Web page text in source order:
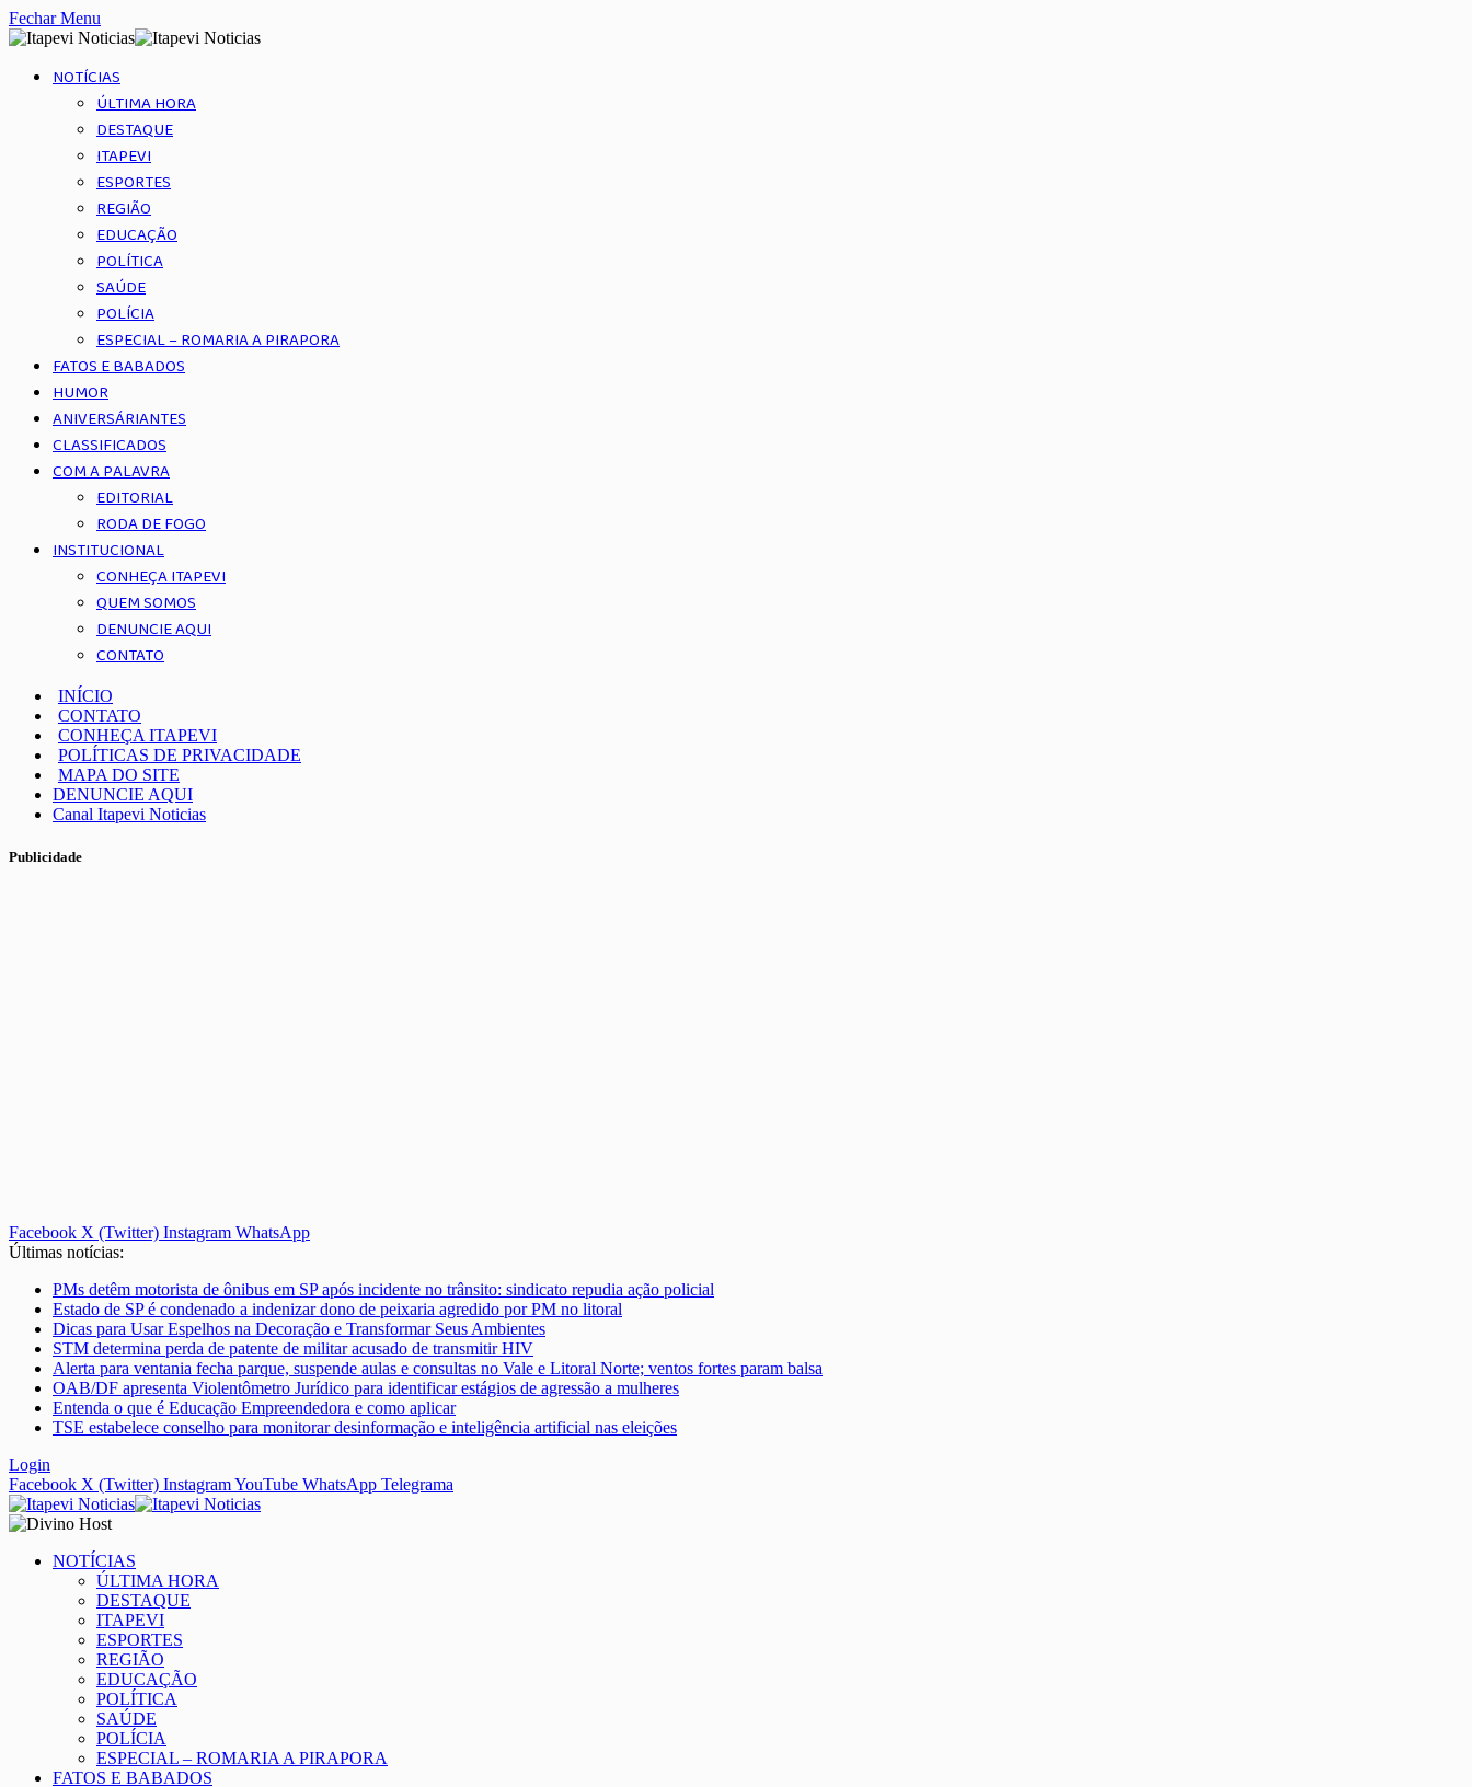
Fechar Menu
NOTÍCIAS
ÚLTIMA HORA
DESTAQUE
ITAPEVI
ESPORTES
REGIÃO
EDUCAÇÃO
POLÍTICA
SAÚDE
POLÍCIA
ESPECIAL – ROMARIA A PIRAPORA
FATOS E BABADOS
HUMOR
ANIVERSÁRIANTES
CLASSIFICADOS
COM A PALAVRA
EDITORIAL
RODA DE FOGO
INSTITUCIONAL
CONHEÇA ITAPEVI
QUEM SOMOS
DENUNCIE AQUI
CONTATO
INÍCIO
CONTATO
CONHEÇA ITAPEVI
POLÍTICAS DE PRIVACIDADE
MAPA DO SITE
DENUNCIE AQUI
Canal Itapevi Noticias
Publicidade
Facebook X (Twitter) Instagram WhatsApp
Últimas notícias:
PMs detêm motorista de ônibus em SP após incidente no trânsito: sindicato repudia ação policial
Estado de SP é condenado a indenizar dono de peixaria agredido por PM no litoral
Dicas para Usar Espelhos na Decoração e Transformar Seus Ambientes
STM determina perda de patente de militar acusado de transmitir HIV
Alerta para ventania fecha parque, suspende aulas e consultas no Vale e Litoral Norte; ventos fortes param balsa
OAB/DF apresenta Violentômetro Jurídico para identificar estágios de agressão a mulheres
Entenda o que é Educação Empreendedora e como aplicar
TSE estabelece conselho para monitorar desinformação e inteligência artificial nas eleições
Login
Facebook X (Twitter) InstagramYouTube WhatsApp Telegrama
NOTÍCIAS
ÚLTIMA HORA
DESTAQUE
ITAPEVI
ESPORTES
REGIÃO
EDUCAÇÃO
POLÍTICA
SAÚDE
POLÍCIA
ESPECIAL – ROMARIA A PIRAPORA
FATOS E BABADOS